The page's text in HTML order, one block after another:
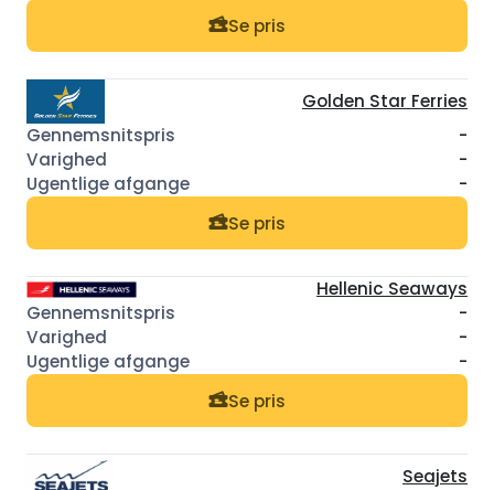
Se pris
Golden Star Ferries
-
-
-
Se pris
Hellenic Seaways
-
-
-
Se pris
Seajets